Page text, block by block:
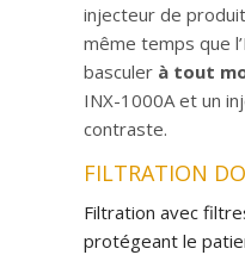
injecteur de
même temps que
basculer à tout
INX-1000A et un
contraste.
FILTRATION
Filtration avec
protégeant le